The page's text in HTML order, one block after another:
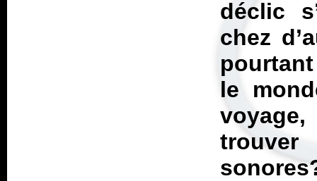
déclic
chez
le
trouver